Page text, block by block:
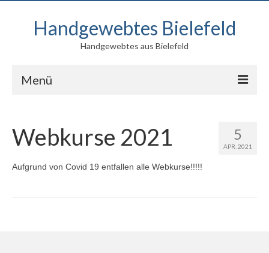
Handgewebtes Bielefeld
Handgewebtes aus Bielefeld
Menü
Produkte
Kontakt
5
APR. 2021
Webkurse 2021
Aufgrund von Covid 19 entfallen alle Webkurse!!!!!